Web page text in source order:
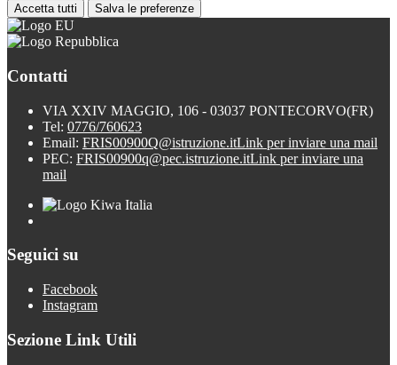
Accetta tutti Salva le preferenze
Contatti
VIA XXIV MAGGIO, 106 - 03037 PONTECORVO(FR)
Tel: 0776/760623
Email: FRIS00900Q@istruzione.itLink per inviare una mail
PEC: FRIS00900q@pec.istruzione.itLink per inviare una
mail
Seguici su
Facebook
Instagram
Sezione Link Utili